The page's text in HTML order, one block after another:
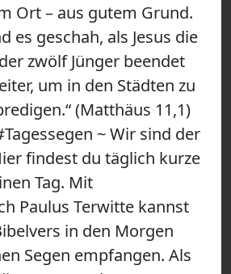
Ort – aus gutem Grund.
es geschah, als Jesus die
zwölf Jünger beendet
um in den Städten zu
(Matthäus 11,1)
~ Wir sind der
findest du täglich kurze
Tag. Mit
Paulus Terwitte kannst
in den Morgen
Segen empfangen. Als